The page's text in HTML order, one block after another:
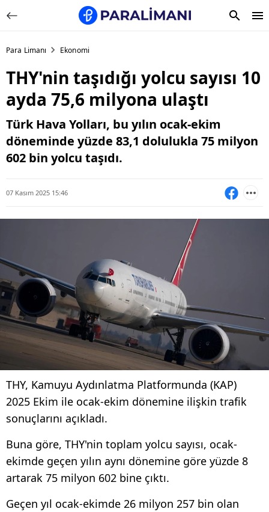
Para Limanı Ekonomi
THY'nin taşıdığı yolcu sayısı 10
ayda 75,6 milyona ulaştı
Türk Hava Yolları, bu yılın ocak-ekim
döneminde yüzde 83,1 dolulukla 75 milyon
602 bin yolcu taşıdı.
07 Kasım 2025 15:46
THY, Kamuyu Aydınlatma Platformunda (KAP)
2025 Ekim ile ocak-ekim dönemine ilişkin trafik
sonuçlarını açıkladı.
Buna göre, THY'nin toplam yolcu sayısı, ocak-
ekimde geçen yılın aynı dönemine göre yüzde 8
artarak 75 milyon 602 bine çıktı.
Geçen yıl ocak-ekimde 26 milyon 257 bin olan